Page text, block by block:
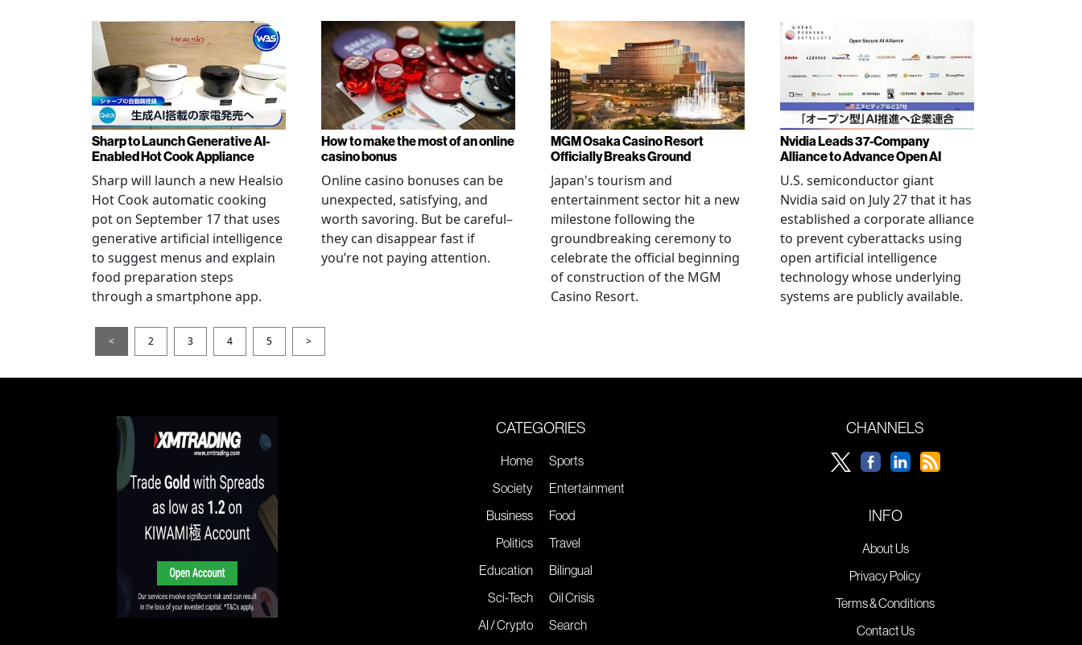
Sharp to Launch Generative AI-
Enabled Hot Cook Appliance
Sharp will launch a new Healsio
Hot Cook automatic cooking
pot on September 17 that uses
generative artificial intelligence
to suggest menus and explain
food preparation steps
through a smartphone app.
How to make the most of an online
casino bonus
Online casino bonuses can be
unexpected, satisfying, and
worth savoring. But be careful–
they can disappear fast if
you’re not paying attention.
MGM Osaka Casino Resort
Officially Breaks Ground
Japan's tourism and
entertainment sector hit a new
milestone following the
groundbreaking ceremony to
celebrate the official beginning
of construction of the MGM
Casino Resort.
Nvidia Leads 37-Company
Alliance to Advance Open AI
U.S. semiconductor giant
Nvidia said on July 27 that it has
established a corporate alliance
to prevent cyberattacks using
open artificial intelligence
technology whose underlying
systems are publicly available.
< 2 3 4 5 >
CATEGORIES
Home
Society
Business
Politics
Education
Sci-Tech
AI / Crypto
Sports
Entertainment
Food
Travel
Bilingual
Oil Crisis
Search
CHANNELS
INFO
About Us
Privacy Policy
Terms & Conditions
Contact Us